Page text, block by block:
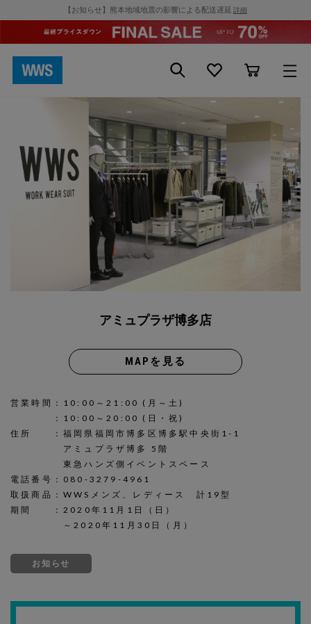
【お知らせ】熊本地域地震の影響による配送遅延 詳細
アミュプラザ博多店
MAPを見る
営業時間：10:00～21:00 (月～土)
：10:00～20:00 (日・祝)
住所 ：福岡県福岡市博多区博多駅中央街1-1
アミュプラザ博多 5階
東急ハンズ側イベントスペース
電話番号：080-3279-4961
取扱商品：WWSメンズ、レディース 計19型
期間 ：2020年11月1日（日）
～2020年11月30日（月）
お知らせ